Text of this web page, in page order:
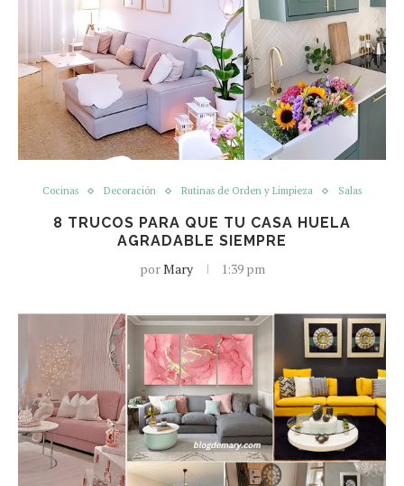
Cocinas Decoración Rutinas de Orden y Limpieza Salas
8 TRUCOS PARA QUE TU CASA HUELA
AGRADABLE SIEMPRE
porMary 1:39 pm